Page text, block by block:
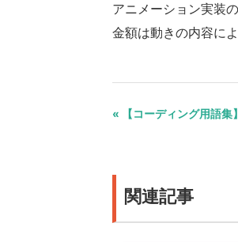
アニメーション実装
金額は動きの内容に
« 【コーディング用語
関連記事